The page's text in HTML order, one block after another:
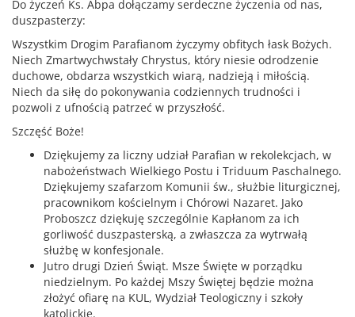
Do życzeń Ks. Abpa dołączamy serdeczne życzenia od nas,
duszpasterzy:
Wszystkim Drogim Parafianom życzymy obfitych łask Bożych.
Niech Zmartwychwstały Chrystus, który niesie odrodzenie
duchowe, obdarza wszystkich wiarą, nadzieją i miłością.
Niech da siłę do pokonywania codziennych trudności i
pozwoli z ufnością patrzeć w przyszłość.
Szczęść Boże!
Dziękujemy za liczny udział Parafian w rekolekcjach, w
nabożeństwach Wielkiego Postu i Triduum Paschalnego.
Dziękujemy szafarzom Komunii św., służbie liturgicznej,
pracownikom kościelnym i Chórowi Nazaret. Jako
Proboszcz dziękuję szczególnie Kapłanom za ich
gorliwość duszpasterską, a zwłaszcza za wytrwałą
służbę w konfesjonale.
Jutro drugi Dzień Świąt. Msze Święte w porządku
niedzielnym. Po każdej Mszy Świętej będzie można
złożyć ofiarę na KUL, Wydział Teologiczny i szkoły
katolickie.